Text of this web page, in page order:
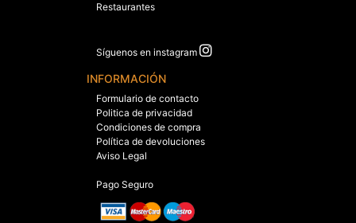
Restaurantes
Síguenos en instagram
INFORMACIÓN
Formulario de contacto
Politica de privacidad
Condiciones de compra
Política de devoluciones
Aviso Legal
Pago Seguro